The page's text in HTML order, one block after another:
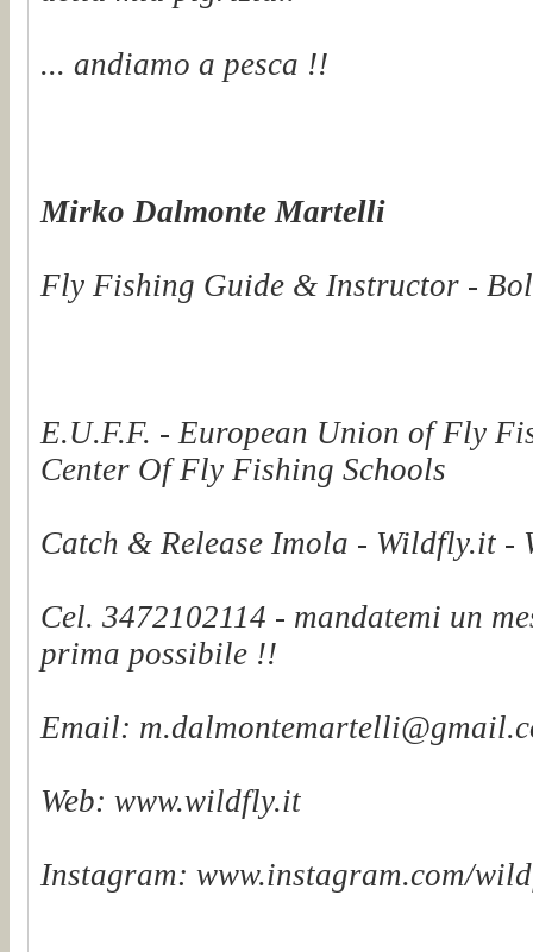
... andiamo a pesca !!
Mirko Dalmonte Martelli
Fly Fishing Guide & Instructor -
E.U.F.F. - European Union of Fly
Center Of Fly Fishing Schools
Catch & Release Imola - Wildfly.it
Cel. 3472102114 - mandatemi un
prima possibile !!
Email:
Web: www.wildfly.it
Instagram: www.instagram.com/